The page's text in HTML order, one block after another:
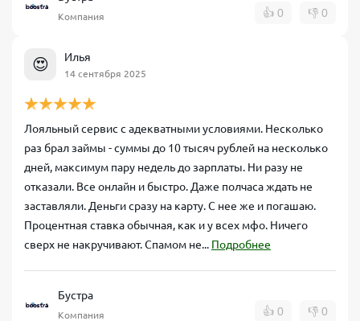
Компания 👍 0 👎 0
😍 Илья
14 сентября 2025
Лояльный сервис с адекватными условиями. Несколько
раз брал займы - суммы до 10 тысяч рублей на несколько
дней, максимум пару недель до зарплаты. Ни разу не
отказали. Все онлайн и быстро. Даже полчаса ждать не
заставляли. Деньги сразу на карту. С нее же и погашаю.
Процентная ставка обычная, как и у всех мфо. Ничего
сверх не накручивают. Спамом не... Подробнее
Бустра
Компания 👍 0 👎 0